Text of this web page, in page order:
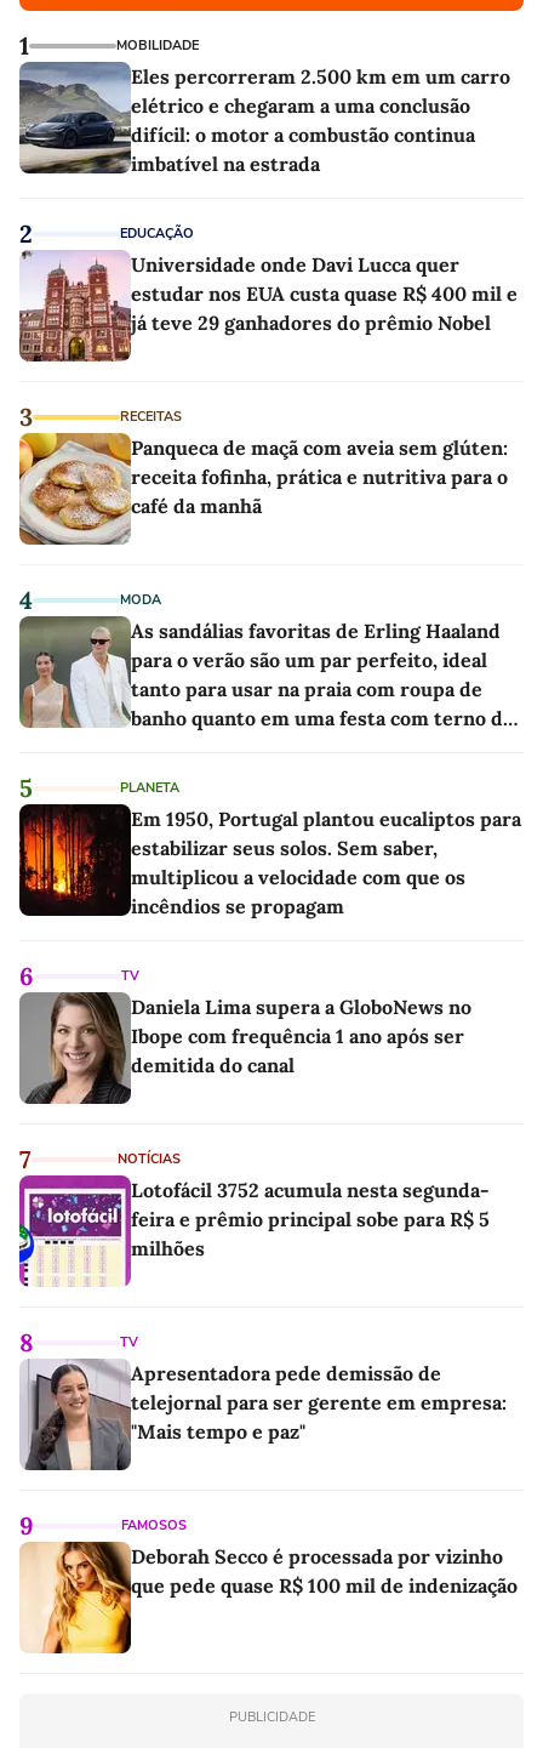
1 MOBILIDADE
Eles percorreram 2.500 km em um carro
elétrico e chegaram a uma conclusão
difícil: o motor a combustão continua
imbatível na estrada
2 EDUCAÇÃO
Universidade onde Davi Lucca quer
estudar nos EUA custa quase R$ 400 mil e
já teve 29 ganhadores do prêmio Nobel
3 RECEITAS
Panqueca de maçã com aveia sem glúten:
receita fofinha, prática e nutritiva para o
café da manhã
4 MODA
As sandálias favoritas de Erling Haaland
para o verão são um par perfeito, ideal
tanto para usar na praia com roupa de
banho quanto em uma festa com terno de
5 PLANETA
Em 1950, Portugal plantou eucaliptos para
estabilizar seus solos. Sem saber,
multiplicou a velocidade com que os
incêndios se propagam
6 TV
Daniela Lima supera a GloboNews no
Ibope com frequência 1 ano após ser
demitida do canal
7 NOTÍCIAS
Lotofácil 3752 acumula nesta segunda-
feira e prêmio principal sobe para R$ 5
milhões
8 TV
Apresentadora pede demissão de
telejornal para ser gerente em empresa:
"Mais tempo e paz"
9 FAMOSOS
Deborah Secco é processada por vizinho
que pede quase R$ 100 mil de indenização
PUBLICIDADE